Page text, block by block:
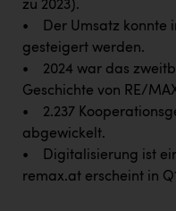
zu 2023).
• Der Umsatz konnte
gesteigert werden.
• 2024 war das
Geschichte von RE/
• 2.237
abgewickelt.
• Digitalisierung ist
remax.at erscheint in